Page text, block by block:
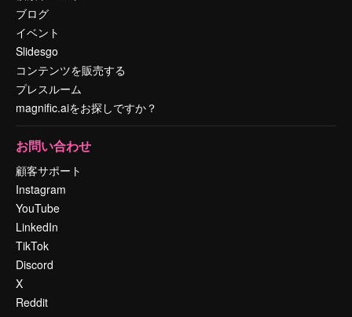
ブログ
イベント
Slidesgo
コンテンツを販売する
プレスルーム
magnific.aiをお探しですか？
お問い合わせ
顧客サポート
Instagram
YouTube
LinkedIn
TikTok
Discord
X
Reddit